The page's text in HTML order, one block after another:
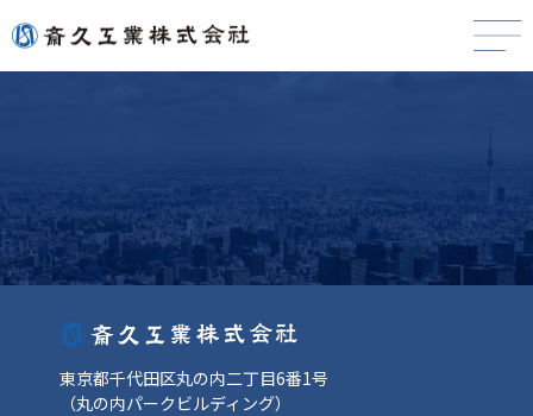
東京都千代田区丸の内二丁目6番1号
（丸の内パークビルディング）